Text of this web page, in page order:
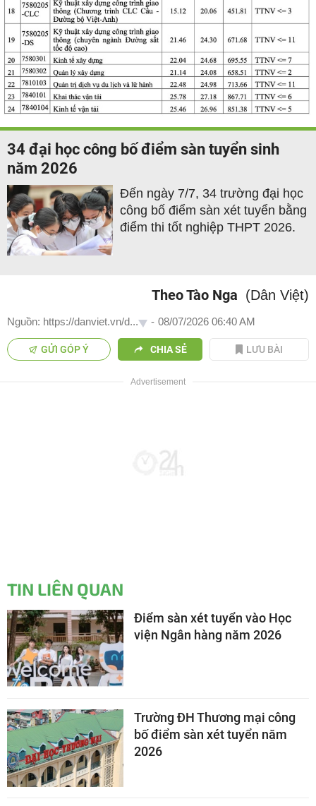
34 đại học công bố điểm sàn tuyển sinh
năm 2026
Đến ngày 7/7, 34 trường đại học
công bố điểm sàn xét tuyển bằng
điểm thi tốt nghiệp THPT 2026.
Theo Tào Nga (Dân Việt)
Nguồn: https://danviet.vn/d... - 08/07/2026 06:40 AM
GỬI GÓP Ý CHIA SẺ LƯU BÀI
TIN LIÊN QUAN
Điểm sàn xét tuyển vào Học
viện Ngân hàng năm 2026
Trường ĐH Thương mại công
bố điểm sàn xét tuyển năm
2026